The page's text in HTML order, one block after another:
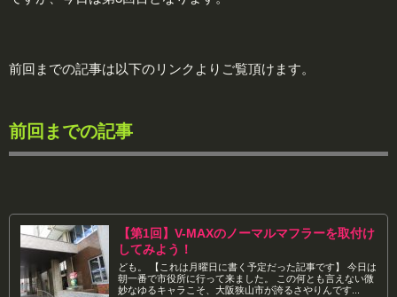
前回までの記事は以下のリンクよりご覧頂けます。
前回までの記事
【第1回】V-MAXのノーマルマフラーを取付け
してみよう！
ども。 【これは月曜日に書く予定だった記事です】 今日は
朝一番で市役所に行って来ました。 この何とも言えない微
妙なゆるキャラこそ、大阪狭山市が誇るさやりんです...